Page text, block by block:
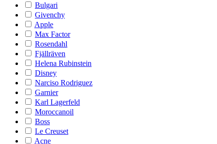
Bulgari
Givenchy
Apple
Max Factor
Rosendahl
Fjällräven
Helena Rubinstein
Disney
Narciso Rodriguez
Garnier
Karl Lagerfeld
Moroccanoil
Boss
Le Creuset
Acne